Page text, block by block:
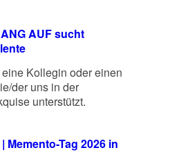
AUF sucht
Kollegin oder einen
der uns in der
unterstützt.
Memento-Tag 2026 in